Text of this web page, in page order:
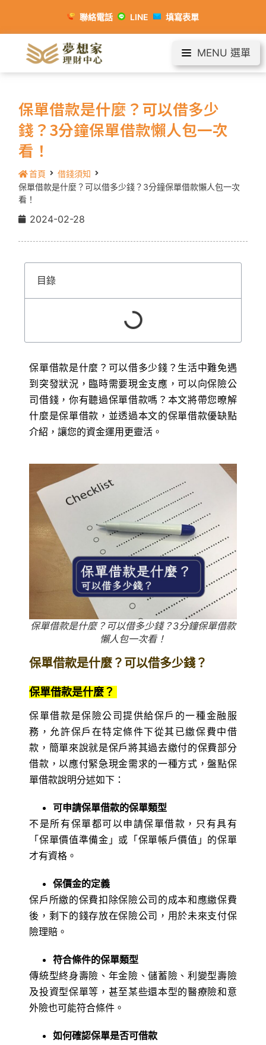
聯絡電話 LINE 填寫表單
MENU 選單
保單借款是什麼？可以借多少
錢？3分鐘保單借款懶人包一次
看！
首頁
借錢須知
保單借款是什麼？可以借多少錢？3分鐘保單借款懶人包一次
看！
2024-02-28
目錄
保單借款是什麼？可以借多少錢？生活中難免遇
到突發狀況，臨時需要現金支應，可以向保險公
司借錢，你有聽過保單借款嗎？本文將帶您暸解
什麼是保單借款，並透過本文的保單借款優缺點
介紹，讓您的資金運用更靈活。
保單借款是什麼？可以借多少錢？3分鐘保單借款
懶人包一次看！
保單借款是什麼？可以借多少錢？
保單借款是什麼？
保單借款是保險公司提供給保戶的一種金融服
務，允許保戶在特定條件下從其已繳保費中借
款，簡單來說就是保戶將其過去繳付的保費部分
借款，以應付緊急現金需求的一種方式，盤點保
單借款說明分述如下：
可申請保單借款的保單類型
不是所有保單都可以申請保單借款，只有具有
「保單價值準備金」或「保單帳戶價值」的保單
才有資格。
保價金的定義
保戶所繳的保費扣除保險公司的成本和應繳保費
後，剩下的錢存放在保險公司，用於未來支付保
險理賠。
符合條件的保單類型
傳統型終身壽險、年金險、儲蓄險、利變型壽險
及投資型保單等，甚至某些還本型的醫療險和意
外險也可能符合條件。
如何確認保單是否可借款